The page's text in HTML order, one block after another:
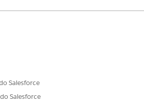
para oferecer suporte aos requisitos
4.0.1.
de trabalho herdado, consulte
Salesforce
Salesforce